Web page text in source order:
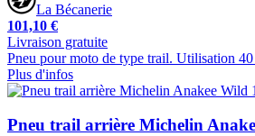
La Bécanerie
101,10 €
Livraison gratuite
Pneu pour moto de type trail. Utilisation
Plus d'infos
Pneu trail arrière Michelin